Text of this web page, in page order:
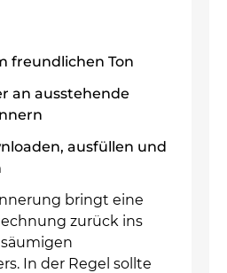
freundlichen Ton
an ausstehende
ausfüllen und
bringt eine
zurück ins
In der Regel sollte